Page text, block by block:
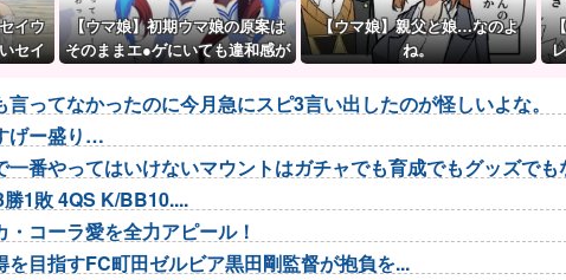
イウ
セイ
【ウマ娘】初期ウマ娘の原案は
そのままエ●ゲにいても違和感が
【ウマ娘】親父と娘…なのよ
ね。
言ってなかったのに今月急にスピ3言い出したのが怪しいよな。
げー盛り…
一番やってはいけないマウントはガチャでも育成でもグッズでも
1敗 4QS K/BB10....
コーラ愛を全力アピール！
を目指すFC町田ゼルビア黒田剛監督が抱負を...